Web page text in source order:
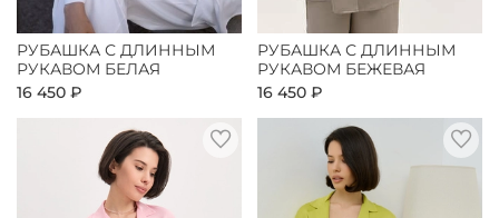
РУБАШКА С ДЛИННЫМ
РУКАВОМ БЕЛАЯ
16 450 ₽
РУБАШКА С ДЛИННЫМ
РУКАВОМ БЕЖЕВАЯ
16 450 ₽